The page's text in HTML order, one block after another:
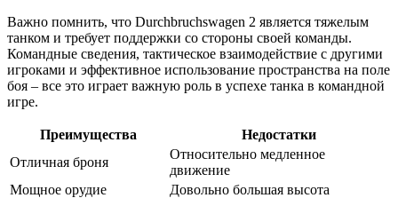
Важно помнить, что Durchbruchswagen 2 является тяжелым
танком и требует поддержки со стороны своей команды.
Командные сведения, тактическое взаимодействие с другими
игроками и эффективное использование пространства на поле
боя – все это играет важную роль в успехе танка в командной
игре.
Преимущества
Недостатки
Отличная броня
Относительно медленное
движение
Мощное орудие
Довольно большая высота